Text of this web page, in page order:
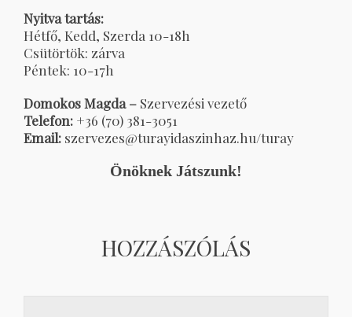
Nyitva tartás:
Hétfő, Kedd, Szerda 10-18h
Csütörtök: zárva
Péntek: 10-17h
Domokos Magda – Szervezési vezető
Telefon: +36 (70) 381-3051
Email: szervezes@turayidaszinhaz.hu/turay
Önöknek Játszunk!
HOZZÁSZÓLÁS